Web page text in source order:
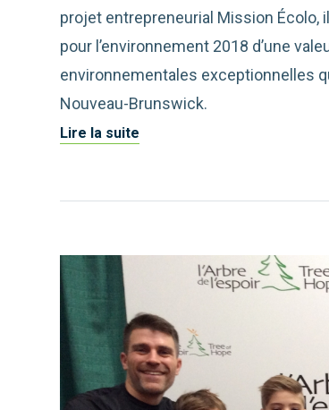
projet entrepreneurial Mission Écolo,
pour l’environnement 2018 d’une
environnementales exceptionnelles
Nouveau-Brunswick.
Lire la suite